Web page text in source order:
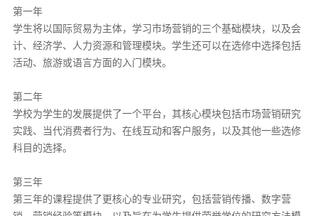
第一年
学生将以国际贸易为主体，学习市场营销的三个基础模块，以及会
计、经济学、人力资源和管理模块。学生还可以在选修中选择包括
活动、旅游或语言方面的入门模块。
第二年
学校为学生的发展提供了一个平台，其核心模块包括市场营销研究
实践、当代消费者行为、在线互动和客户服务，以及其他一些选修
科目的选择。
第三年
第三年的课程提供了更核心的专业研究，包括营销传播、数字营